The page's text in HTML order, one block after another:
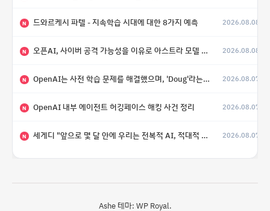
N 드와르케시 파텔 - 지속학습 시대에 대한 8가지 예측 2026.08.08
N 오픈AI, 사이버 공격 가능성을 이유로 아스트라 모델 출시 연기 2026.08.08
N OpenAI는 사전 학습 문제를 해결했으며, 'Doug'라는 코드명을 가진 훨씬 더 큰 모델을 활발히 개발 중 2026.08.07
N OpenAI 내부 에이전트 허깅페이스 해킹 사건 정리 2026.08.07
N 세게디 "앞으로 몇 달 안에 우리는 전복적 AI, 적대적 AI 둘 다 보게 될 것" 2026.08.07
Ashe 테마: WP Royal.